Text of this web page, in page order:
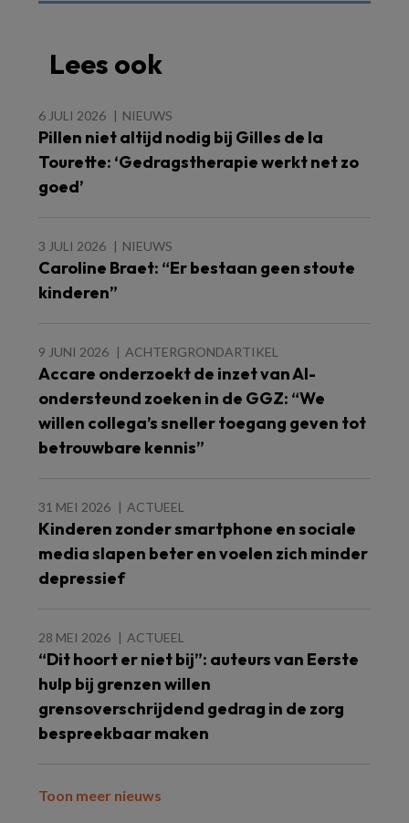
Lees ook
6 JULI 2026 NIEUWS
Pillen niet altijd nodig bij Gilles de la
Tourette: ‘Gedragstherapie werkt net zo
goed’
3 JULI 2026 NIEUWS
Caroline Braet: “Er bestaan geen stoute
kinderen”
9 JUNI 2026 ACHTERGRONDARTIKEL
Accare onderzoekt de inzet van AI-
ondersteund zoeken in de GGZ: “We
willen collega’s sneller toegang geven tot
betrouwbare kennis”
31 MEI 2026 ACTUEEL
Kinderen zonder smartphone en sociale
media slapen beter en voelen zich minder
depressief
28 MEI 2026 ACTUEEL
“Dit hoort er niet bij”: auteurs van Eerste
hulp bij grenzen willen
grensoverschrijdend gedrag in de zorg
bespreekbaar maken
Toon meer nieuws